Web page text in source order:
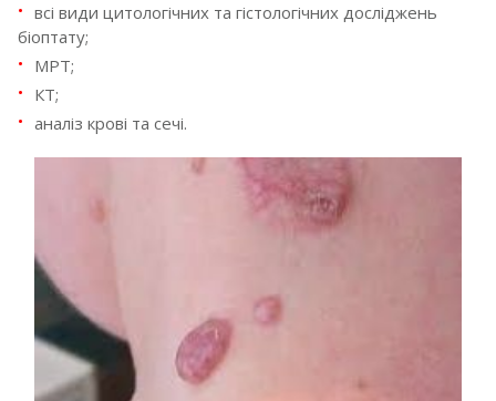
всі види цитологічних та гістологічних досліджень
біоптату;
МРТ;
КТ;
аналіз крові та сечі.